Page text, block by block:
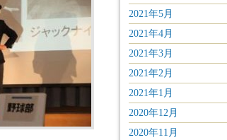
2021年5月
2021年4月
2021年3月
2021年2月
2021年1月
2020年12月
2020年11月